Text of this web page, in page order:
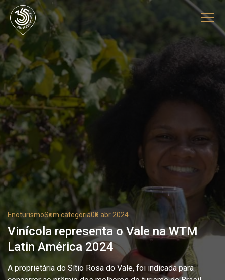
EnoturismoSem categoria08 abr 2024
Vinícola representa o Vale na WTM
Latin América 2024
A proprietária do Sítio Rosa do Vale, foi indicada para